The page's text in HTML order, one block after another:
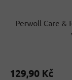
Perwoll Care &
129,90 Kč